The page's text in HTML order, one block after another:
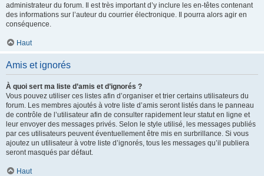
administrateur du forum. Il est très important d’y inclure les en-têtes contenant
des informations sur l’auteur du courrier électronique. Il pourra alors agir en
conséquence.
Haut
Amis et ignorés
À quoi sert ma liste d’amis et d’ignorés ?
Vous pouvez utiliser ces listes afin d’organiser et trier certains utilisateurs du
forum. Les membres ajoutés à votre liste d’amis seront listés dans le panneau
de contrôle de l’utilisateur afin de consulter rapidement leur statut en ligne et
leur envoyer des messages privés. Selon le style utilisé, les messages publiés
par ces utilisateurs peuvent éventuellement être mis en surbrillance. Si vous
ajoutez un utilisateur à votre liste d’ignorés, tous les messages qu’il publiera
seront masqués par défaut.
Haut